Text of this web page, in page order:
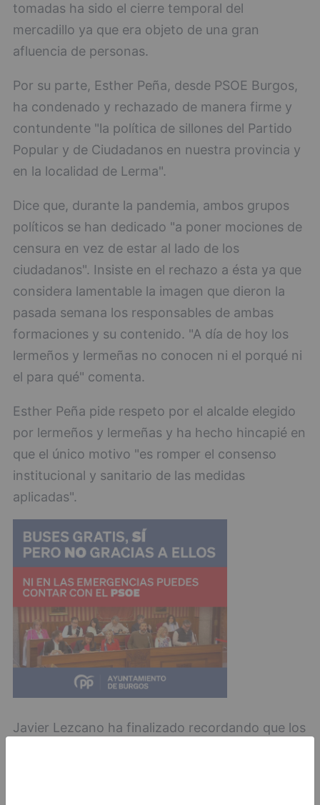
tomadas ha sido el cierre temporal del
mercadillo ya que era objeto de una gran
afluencia de personas.
Por su parte, Esther Peña, desde PSOE Burgos,
ha condenado y rechazado de manera firme y
contundente "la política de sillones del Partido
Popular y de Ciudadanos en nuestra provincia y
en la localidad de Lerma".
Dice que, durante la pandemia, ambos grupos
políticos se han dedicado "a poner mociones de
censura en vez de estar al lado de los
ciudadanos". Insiste en el rechazo a ésta ya que
considera lamentable la imagen que dieron la
pasada semana los responsables de ambas
formaciones y su contenido. "A día de hoy los
lermeños y lermeñas no conocen ni el porqué ni
el para qué" comenta.
Esther Peña pide respeto por el alcalde elegido
por lermeños y lermeñas y ha hecho hincapié en
que el único motivo "es romper el consenso
institucional y sanitario de las medidas
aplicadas".
Javier Lezcano ha finalizado recordando que los